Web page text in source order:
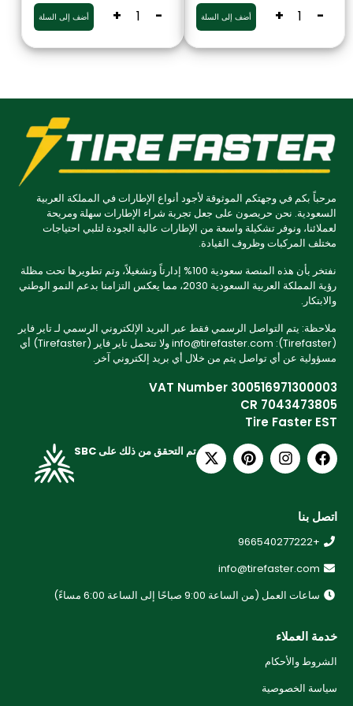
-
+ أضف إلى السلة -
+ أضف إلى السلة
مرحباً بكم في وجهتكم الموثوقة لأجود أنواع الإطارات في المملكة العربية
السعودية. نحن حريصون على جعل تجربة شراء الإطارات سهلة ومريحة
لعملائنا، ونوفر تشكيلة واسعة من الإطارات عالية الجودة لتلبي احتياجات
مختلف المركبات وظروف القيادة.
نفتخر بأن هذه المنصة سعودية 100% إدارتاً وتشغيلاً، وتم تطويرها تحت مظلة
رؤية المملكة العربية السعودية 2030، مما يعكس التزامنا بدعم النمو الوطني
والابتكار.
ملاحظة: يتم التواصل الرسمي فقط عبر البريد الإلكتروني الرسمي لـ تاير فاير
(Tirefaster): info@tirefaster.com ولا تتحمل تاير فاير (Tirefaster) أي
مسؤولية عن أي تواصل يتم من خلال أي بريد إلكتروني آخر.
VAT Number 300516971300003
CR 7043473805
Tire Faster EST
تم التحقق من ذلك على SBC
اتصل بنا
+966540277222
info@tirefaster.com
ساعات العمل (من الساعة 9:00 صباحًا إلى الساعة 6:00 مساءً)
خدمة العملاء
الشروط والأحكام
سياسة الخصوصية